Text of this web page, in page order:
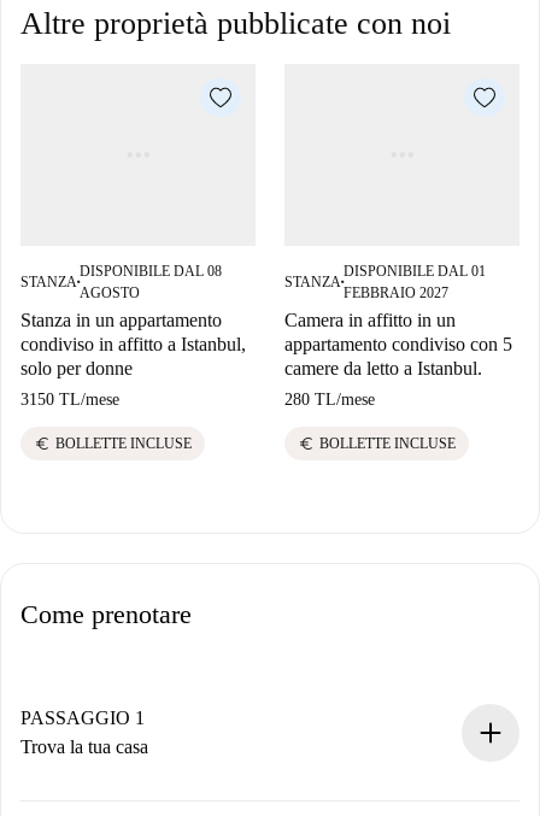
Altre proprietà pubblicate con noi
STANZA ■
DISPONIBILE DAL 08
AGOSTO
Stanza in un appartamento
condiviso in affitto a Istanbul,
solo per donne
3150 TL/mese
euro BOLLETTE INCLUSE
STANZA ■
DISPONIBILE DAL 01
FEBBRAIO 2027
Camera in affitto in un
appartamento condiviso con 5
camere da letto a Istanbul.
280 TL/mese
euro BOLLETTE INCLUSE
Come prenotare
PASSAGGIO 1
Trova la tua casa